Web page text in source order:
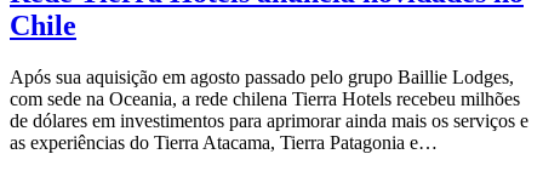
Chile
Após sua aquisição em agosto passado pelo grupo Baillie Lodges,
com sede na Oceania, a rede chilena Tierra Hotels recebeu milhões
de dólares em investimentos para aprimorar ainda mais os serviços e
as experiências do Tierra Atacama, Tierra Patagonia e…